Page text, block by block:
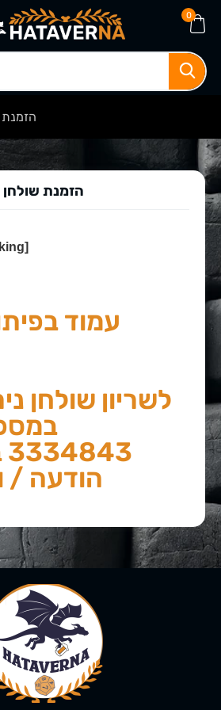
0
הזמנת
הזמנת שולחן
עמוד
לשריון שולחן
הודעה /